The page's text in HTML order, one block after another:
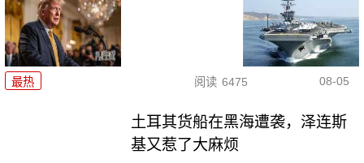
最热 阅读 6475 08-05
土耳其货船在黑海遭袭，泽连斯
基又惹了大麻烦